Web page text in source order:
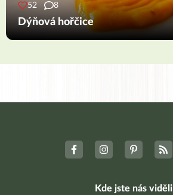
52 8
Dýňová hořčice
Kde jste nás viděli